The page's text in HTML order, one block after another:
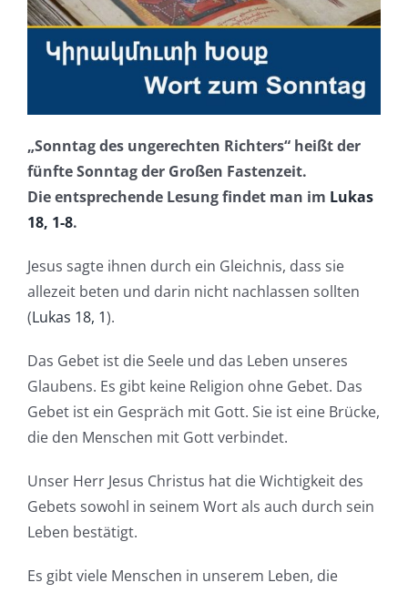
„Sonntag des ungerechten Richters“ heißt der
fünfte Sonntag der Großen Fastenzeit.
Die entsprechende Lesung findet man im Lukas
18, 1-8.
Jesus sagte ihnen durch ein Gleichnis, dass sie
allezeit beten und darin nicht nachlassen sollten
(Lukas 18, 1).
Das Gebet ist die Seele und das Leben unseres
Glaubens. Es gibt keine Religion ohne Gebet. Das
Gebet ist ein Gespräch mit Gott. Sie ist eine Brücke,
die den Menschen mit Gott verbindet.
Unser Herr Jesus Christus hat die Wichtigkeit des
Gebets sowohl in seinem Wort als auch durch sein
Leben bestätigt.
Es gibt viele Menschen in unserem Leben, die